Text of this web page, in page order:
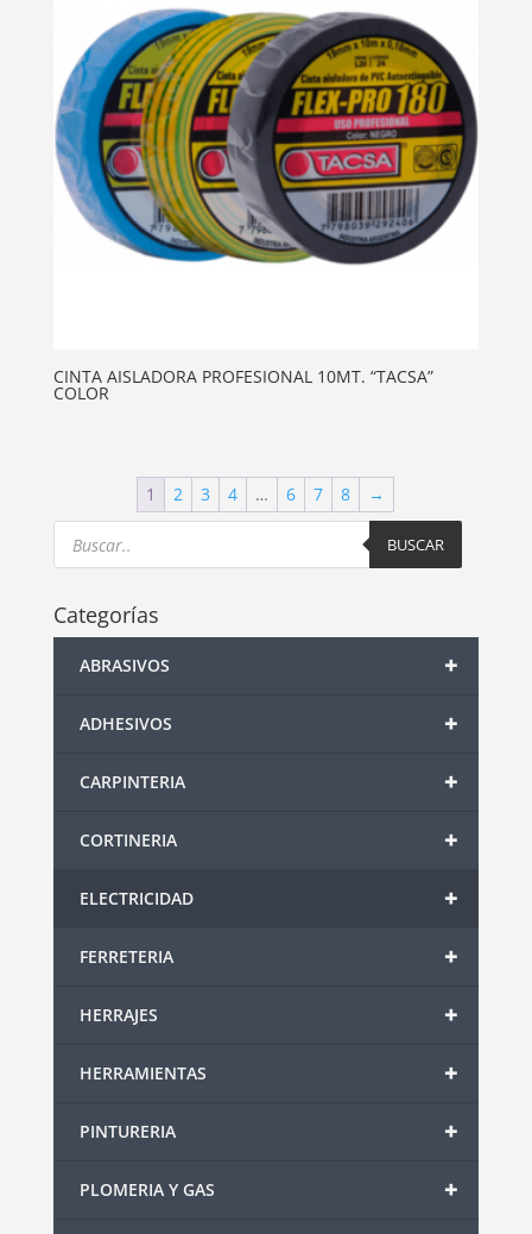
CINTA AISLADORA PROFESIONAL 10MT. “TACSA”
COLOR
1 2 3 4 … 6 7 8
→
Products
search BUSCAR
Categorías
+
ABRASIVOS
+
ADHESIVOS
+
CARPINTERIA
+
CORTINERIA
+
ELECTRICIDAD
+
FERRETERIA
+
HERRAJES
+
HERRAMIENTAS
+
PINTURERIA
+
PLOMERIA Y GAS